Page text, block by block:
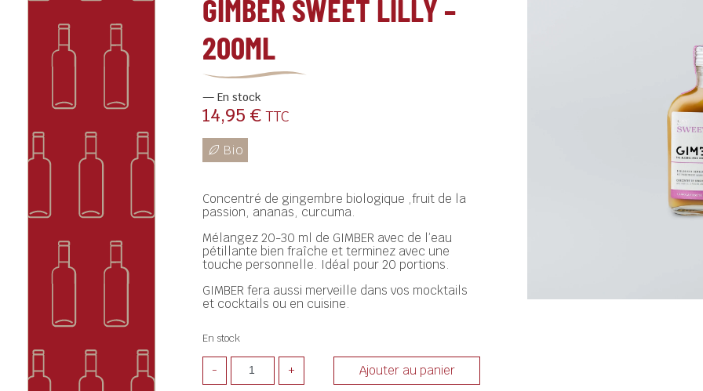
GIMBER SWEET LILLY –
200ML
En stock
14,95 € TTC
Concentré de gingembre biologique ,fruit de la
passion, ananas, curcuma.
Mélangez 20-30 ml de GIMBER avec de l’eau
pétillante bien fraîche et terminez avec une
touche personnelle. Idéal pour 20 portions.
GIMBER fera aussi merveille dans vos mocktails
et cocktails ou en cuisine.
En stock
- + Ajouter au panier